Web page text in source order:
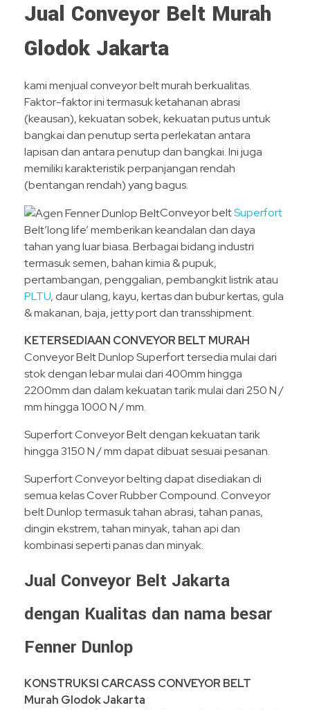
Jual Conveyor Belt Murah
Glodok Jakarta
kami menjual conveyor belt murah berkualitas.
Faktor-faktor ini termasuk ketahanan abrasi
(keausan), kekuatan sobek, kekuatan putus untuk
bangkai dan penutup serta perlekatan antara
lapisan dan antara penutup dan bangkai. Ini juga
memiliki karakteristik perpanjangan rendah
(bentangan rendah) yang bagus.
Conveyor beltSuperfort
Belt’long life’ memberikan keandalan dan daya
tahan yang luar biasa. Berbagai bidang industri
termasuk semen, bahan kimia & pupuk,
pertambangan, penggalian, pembangkit listrik atau
PLTU, daur ulang, kayu, kertas dan bubur kertas, gula
& makanan, baja, jetty port dan transshipment.
KETERSEDIAAN CONVEYOR BELT MURAH
Conveyor Belt Dunlop Superfort tersedia mulai dari
stok dengan lebar mulai dari 400mm hingga
2200mm dan dalam kekuatan tarik mulai dari 250 N /
mm hingga 1000 N / mm.
Superfort Conveyor Belt dengan kekuatan tarik
hingga 3150 N / mm dapat dibuat sesuai pesanan.
Superfort Conveyor belting dapat disediakan di
semua kelas Cover Rubber Compound. Conveyor
belt Dunlop termasuk tahan abrasi, tahan panas,
dingin ekstrem, tahan minyak, tahan api dan
kombinasi seperti panas dan minyak.
Jual Conveyor Belt Jakarta
dengan Kualitas dan nama besar
Fenner Dunlop
KONSTRUKSI CARCASS CONVEYOR BELT
Murah Glodok Jakarta